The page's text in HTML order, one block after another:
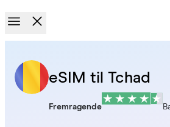
eSIM til Tchad
Fremragende